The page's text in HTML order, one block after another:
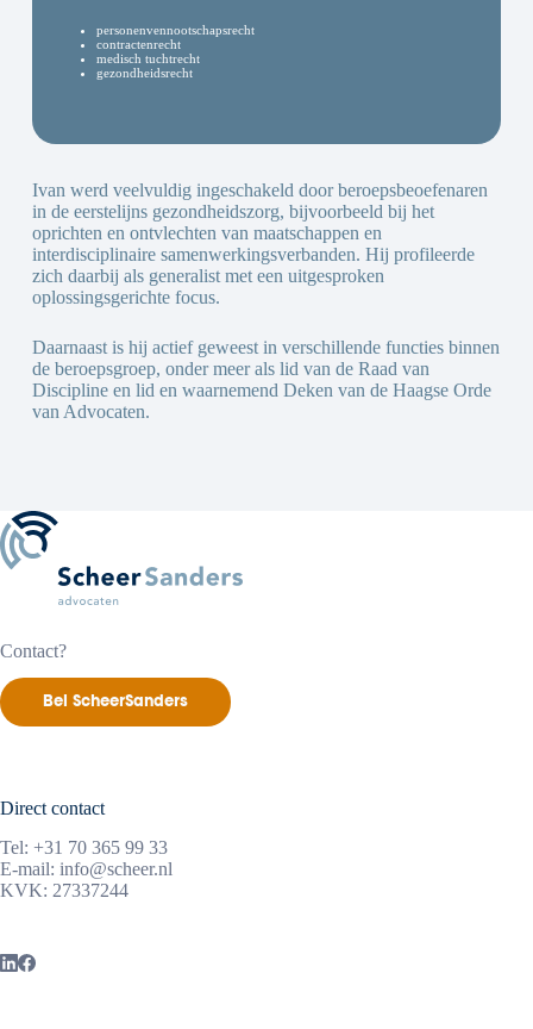
personenvennootschapsrecht
contractenrecht
medisch tuchtrecht
gezondheidsrecht
Ivan werd veelvuldig ingeschakeld door beroepsbeoefenaren
in de eerstelijns gezondheidszorg, bijvoorbeeld bij het
oprichten en ontvlechten van maatschappen en
interdisciplinaire samenwerkingsverbanden. Hij profileerde
zich daarbij als generalist met een uitgesproken
oplossingsgerichte focus.
Daarnaast is hij actief geweest in verschillende functies binnen
de beroepsgroep, onder meer als lid van de Raad van
Discipline en lid en waarnemend Deken van de Haagse Orde
van Advocaten.
Contact?
Bel ScheerSanders
Direct contact
Tel: +31 70 365 99 33
E-mail: info@scheer.nl
KVK: 27337244